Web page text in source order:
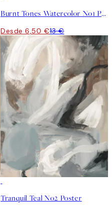
Burnt Tones Watercolor No1 Poster
Desde 6,50 €13 €
Tranquil Teal No2 Poster